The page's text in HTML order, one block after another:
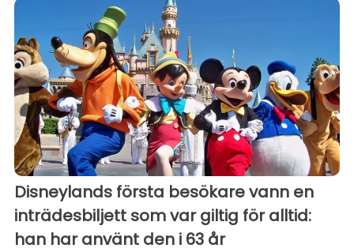
Disneylands första besökare vann en
inträdesbiljett som var giltig för alltid:
han har använt den i 63 år